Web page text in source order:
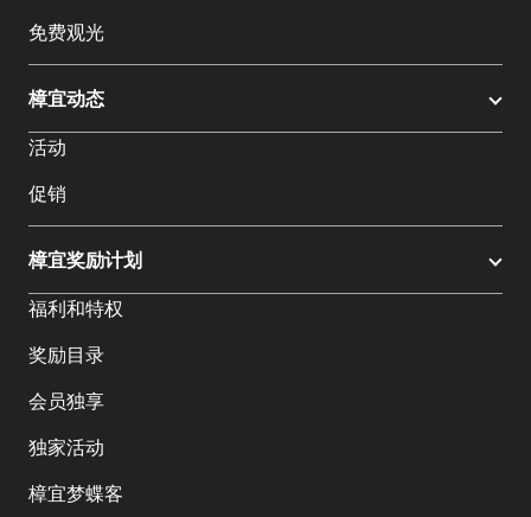
免费观光
樟宜动态
活动
促销
樟宜奖励计划
福利和特权
奖励目录
会员独享
独家活动
樟宜梦蝶客